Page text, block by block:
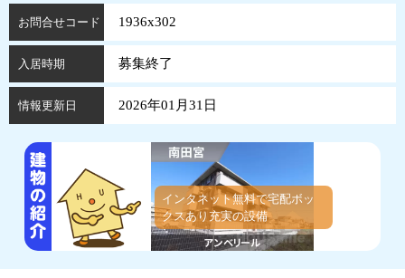
お問合せコード 1936x302
入居時期 募集終了
情報更新日 2026年01月31日
インタネット無料で宅配ボッ
クスあり充実の設備